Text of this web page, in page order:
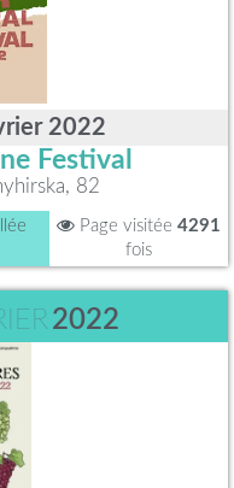
2022
Festival
82
Page visitée 4291
fois
2022